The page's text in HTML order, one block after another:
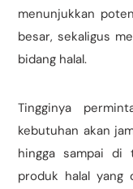
menunjukkan
besar, sekaligus
bidang halal.
Tingginya
kebutuhan akan
hingga sampai di
produk halal yang